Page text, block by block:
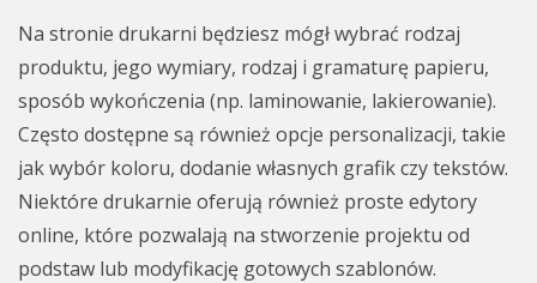
Na stronie drukarni będziesz mógł wybrać rodzaj
produktu, jego wymiary, rodzaj i gramaturę papieru,
sposób wykończenia (np. laminowanie, lakierowanie).
Często dostępne są również opcje personalizacji, takie
jak wybór koloru, dodanie własnych grafik czy tekstów.
Niektóre drukarnie oferują również proste edytory
online, które pozwalają na stworzenie projektu od
podstaw lub modyfikację gotowych szablonów.